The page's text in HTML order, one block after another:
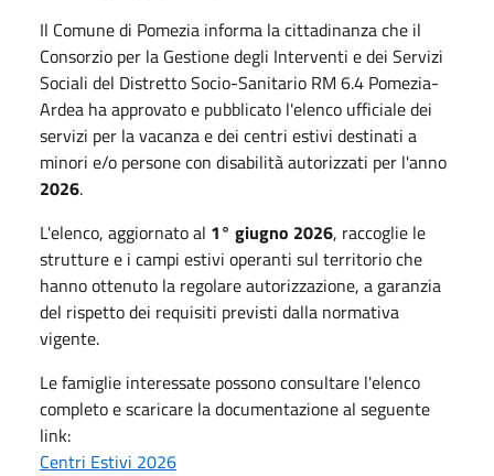
Il Comune di Pomezia informa la cittadinanza che il
Consorzio per la Gestione degli Interventi e dei Servizi
Sociali del Distretto Socio-Sanitario RM 6.4 Pomezia-
Ardea ha approvato e pubblicato l'elenco ufficiale dei
servizi per la vacanza e dei centri estivi destinati a
minori e/o persone con disabilità autorizzati per l'anno
2026.
L'elenco, aggiornato al 1° giugno 2026, raccoglie le
strutture e i campi estivi operanti sul territorio che
hanno ottenuto la regolare autorizzazione, a garanzia
del rispetto dei requisiti previsti dalla normativa
vigente.
Le famiglie interessate possono consultare l'elenco
completo e scaricare la documentazione al seguente
link:
Centri Estivi 2026